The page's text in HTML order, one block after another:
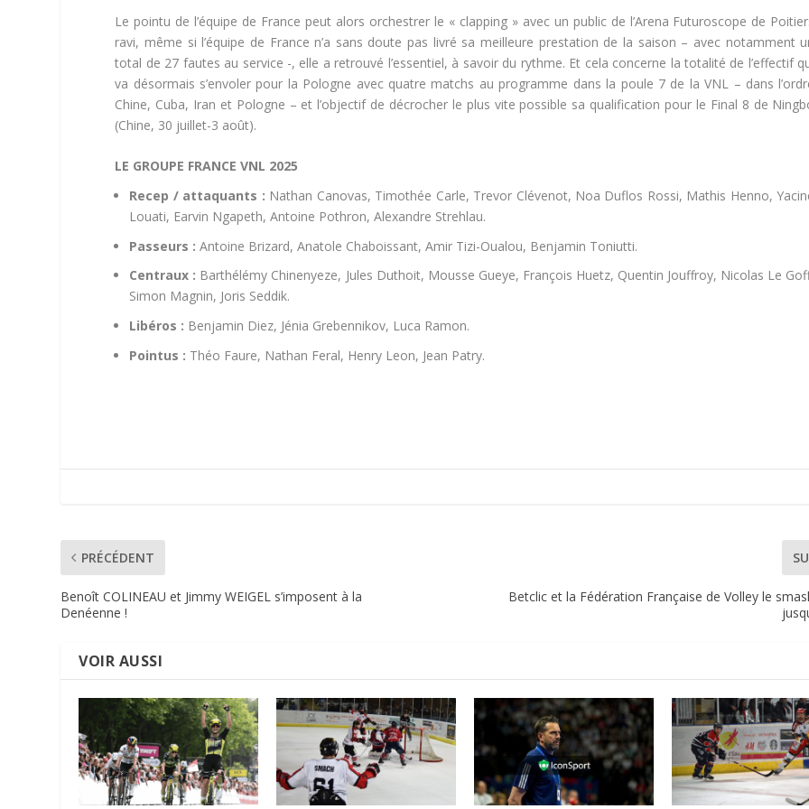
Le pointu de l’équipe de France peut alors orchestrer le « clapping » avec un public de l’Arena Futuroscope de
ravi, même si l’équipe de France n’a sans doute pas livré sa meilleure prestation de la saison – avec notamment
total de 27 fautes au service -, elle a retrouvé l’essentiel, à savoir du rythme. Et cela concerne la totalité de l’effectif
va désormais s’envoler pour la Pologne avec quatre matchs au programme dans la poule 7 de la VNL – dans
Chine, Cuba, Iran et Pologne – et l’objectif de décrocher le plus vite possible sa qualification pour le Final 8 de
(Chine, 30 juillet-3 août).
LE GROUPE FRANCE VNL 2025
Recep / attaquants : Nathan Canovas, Timothée Carle, Trevor Clévenot, Noa Duflos Rossi, Mathis Henno,
Louati, Earvin Ngapeth, Antoine Pothron, Alexandre Strehlau.
Passeurs : Antoine Brizard, Anatole Chaboissant, Amir Tizi-Oualou, Benjamin Toniutti.
Centraux : Barthélémy Chinenyeze, Jules Duthoit, Mousse Gueye, François Huetz, Quentin Jouffroy, Nicolas Le
Simon Magnin, Joris Seddik.
Libéros : Benjamin Diez, Jénia Grebennikov, Luca Ramon.
Pointus : Théo Faure, Nathan Feral, Henry Leon, Jean Patry.
PRÉCÉDENT
Benoît COLINEAU et Jimmy WEIGEL s’imposent à la
Denéenne !
Betclic et la Fédération Française de Volley le
VOIR AUSSI